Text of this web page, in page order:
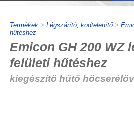
Termékek > Légszárító, ködtelenítő>
hűtéshez
Emicon GH 200 WZ
felületi hűtéshez
kiegészítő hűtő